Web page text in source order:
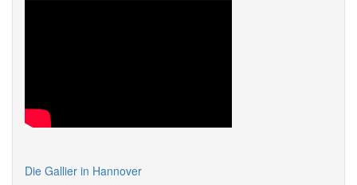
Die Gallier in Hannover